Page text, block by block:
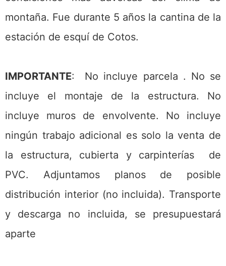
montaña. Fue durante 5 años la cantina de la
estación de esquí de Cotos.
IMPORTANTE: No incluye parcela . No se
incluye el montaje de la estructura. No
incluye muros de envolvente. No incluye
ningún trabajo adicional es solo la venta de
la estructura, cubierta y carpinterías de
PVC. Adjuntamos planos de posible
distribución interior (no incluida). Transporte
y descarga no incluida, se presupuestará
aparte